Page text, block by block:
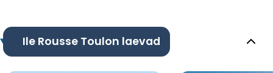
Ile Rousse Toulon laevad